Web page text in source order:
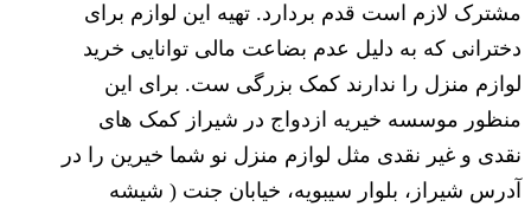
مشترک لازم است قدم بردارد. تهیه این لوازم برای
دخترانی که به دلیل عدم بضاعت مالی توانایی خرید
لوازم منزل را ندارند کمک بزرگی ست. برای این
منظور موسسه خیریه ازدواج در شیراز کمک های
نقدی و غیر نقدی مثل لوازم منزل نو شما خیرین را در
آدرس شیراز، بلوار سیبویه، خیابان جنت ( شیشه